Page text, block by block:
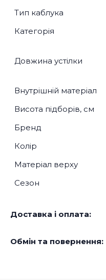
Тип каблука
Категорія
Довжина устілки
Внутрішній матеріал
Висота підборів, см
Бренд
Колір
Матеріал верху
Сезон
Доставка і оплата:
Обмін та повернення: